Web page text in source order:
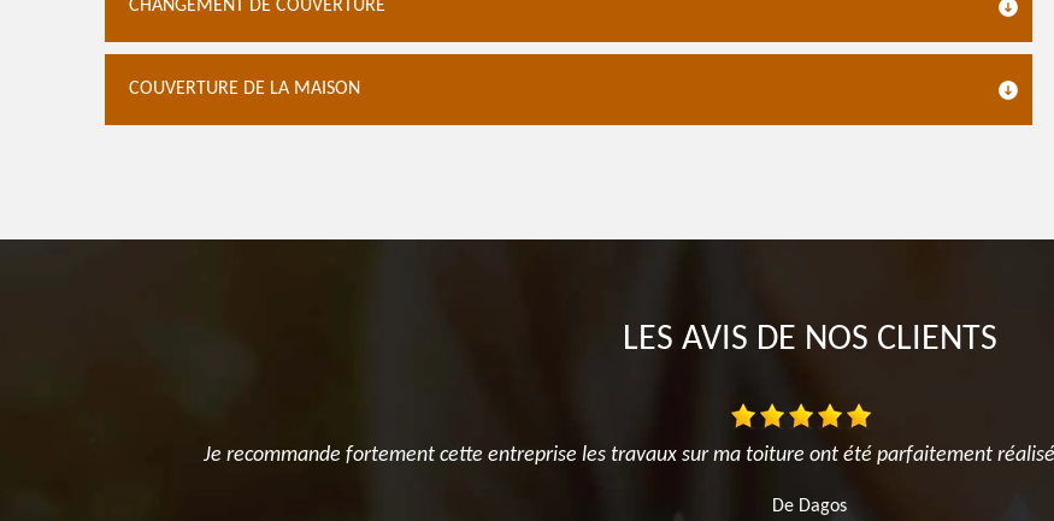
CHANGEMENT DE COUVERTURE
COUVERTURE DE LA MAISON
LES AVIS DE NOS CLIENTS
Je recommande fortement cette entreprise les travaux sur ma toiture ont été parfaitement
De Dagos